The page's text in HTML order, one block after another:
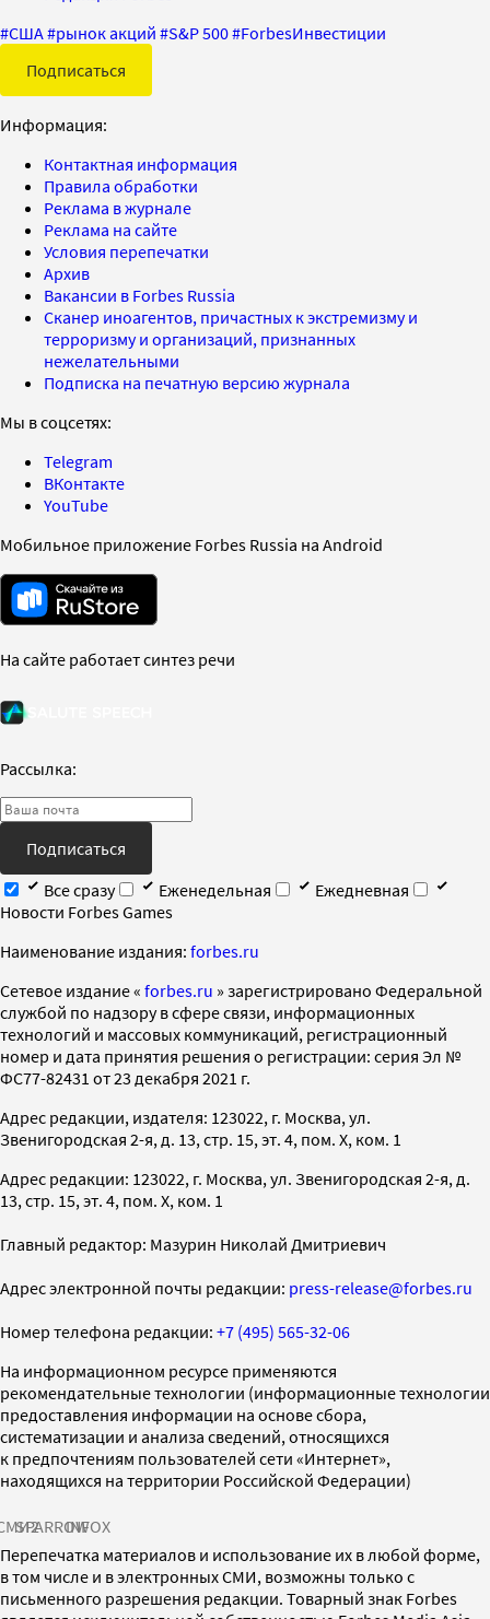
#США#рынок акций #S&P 500#ForbesИнвестиции
Подписаться
Информация:
Контактная информация
Правила обработки
Реклама в журнале
Реклама на сайте
Условия перепечатки
Архив
Вакансии в Forbes Russia
Сканер иноагентов, причастных к экстремизму и
терроризму и организаций, признанных
нежелательными
Подписка на печатную версию журнала
Мы в соцсетях:
Telegram
ВКонтакте
YouTube
Мобильное приложение Forbes Russia на Android
На сайте работает синтез речи
Рассылка:
Подписаться
Все сразу
Еженедельная
Ежедневная
Новости Forbes Games
Наименование издания: forbes.ru
Cетевое издание « forbes.ru » зарегистрировано Федеральной
службой по надзору в сфере связи, информационных
технологий и массовых коммуникаций, регистрационный
номер и дата принятия решения о регистрации: серия Эл №
ФС77-82431 от 23 декабря 2021 г.
Адрес редакции, издателя: 123022, г. Москва, ул.
Звенигородская 2-я, д. 13, стр. 15, эт. 4, пом. X, ком. 1
Адрес редакции: 123022, г. Москва, ул. Звенигородская 2-я, д.
13, стр. 15, эт. 4, пом. X, ком. 1
Главный редактор: Мазурин Николай Дмитриевич
Адрес электронной почты редакции: press-release@forbes.ru
Номер телефона редакции: +7 (495) 565-32-06
На информационном ресурсе применяются
рекомендательные технологии (информационные технологии
предоставления информации на основе сбора,
систематизации и анализа сведений, относящихся
к предпочтениям пользователей сети «Интернет»,
находящихся на территории Российской Федерации)
SPARROWINFOX
Перепечатка материалов и использование их в любой форме,
в том числе и в электронных СМИ, возможны только с
письменного разрешения редакции. Товарный знак Forbes